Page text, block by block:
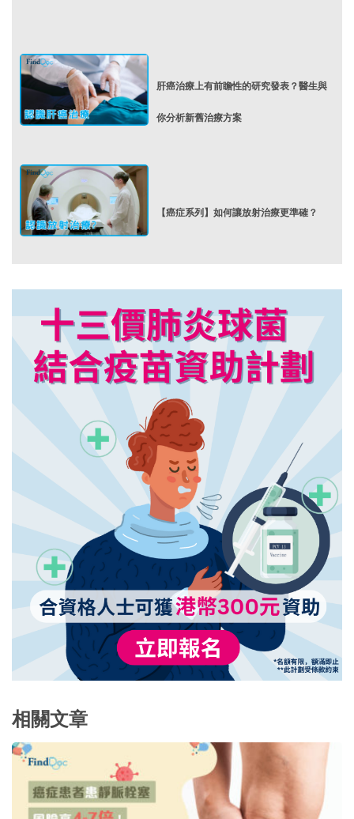
肝癌治療上有前瞻性的研究發表？醫生與
你分析新舊治療方案
【癌症系列】如何讓放射治療更準確？
相關文章